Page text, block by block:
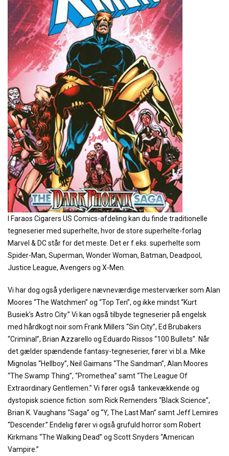
I Faraos Cigarers US Comics-afdeling kan du finde traditionelle
tegneserier med superhelte, hvor de store superhelte-forlag
Marvel & DC står for det meste. Det er f.eks. superhelte som
Spider-Man, Superman, Wonder Woman, Batman, Deadpool,
Justice League, Avengers og X-Men.
Vi har dog også yderligere nævneværdige mesterværker som Alan
Moores “The Watchmen” og “Top Ten”, og ikke mindst “Kurt
Busiek’s Astro City.” Vi kan også tilbyde tegneserier på engelsk
med hårdkogt noir som Frank Millers “Sin City”, Ed Brubakers
“Criminal”, Brian Azzarello og Eduardo Rissos “100 Bullets”. Når
det gælder spændende fantasy-tegneserier, fører vi bl.a. Mike
Mignolas “Hellboy”, Neil Gaimans “The Sandman”, Alan Moores
“The Swamp Thing”, “Promethea” samt “The League Of
Extraordinary Gentlemen.” Vi fører også tankevækkende og
dystopisk science fiction som Rick Remenders “Black Science”,
Brian K. Vaughans “Saga” og “Y, The Last Man” samt Jeff Lemires
“Descender.” Endelig fører vi også grufuld horror som Robert
Kirkmans “The Walking Dead” og Scott Snyders “American
Vampire.”